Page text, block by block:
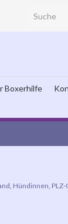
Search for:
Boxerhilfe
Hündinnen